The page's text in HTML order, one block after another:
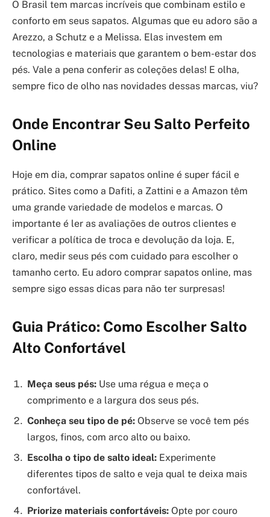
O Brasil tem marcas incríveis que combinam estilo e
conforto em seus sapatos. Algumas que eu adoro são a
Arezzo, a Schutz e a Melissa. Elas investem em
tecnologias e materiais que garantem o bem-estar dos
pés. Vale a pena conferir as coleções delas! E olha,
sempre fico de olho nas novidades dessas marcas, viu?
Onde Encontrar Seu Salto Perfeito
Online
Hoje em dia, comprar sapatos online é super fácil e
prático. Sites como a Dafiti, a Zattini e a Amazon têm
uma grande variedade de modelos e marcas. O
importante é ler as avaliações de outros clientes e
verificar a política de troca e devolução da loja. E,
claro, medir seus pés com cuidado para escolher o
tamanho certo. Eu adoro comprar sapatos online, mas
sempre sigo essas dicas para não ter surpresas!
Guia Prático: Como Escolher Salto
Alto Confortável
Meça seus pés: Use uma régua e meça o
comprimento e a largura dos seus pés.
Conheça seu tipo de pé: Observe se você tem pés
largos, finos, com arco alto ou baixo.
Escolha o tipo de salto ideal: Experimente
diferentes tipos de salto e veja qual te deixa mais
confortável.
Priorize materiais confortáveis: Opte por couro